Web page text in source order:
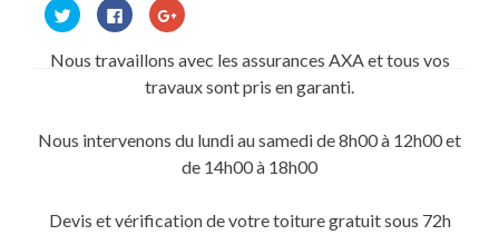
Cliquez
pour
partager
Twitter(ouvre
Cliquez
pour
partager
sur
Facebook(ouvre
dans
une
Cliquez
pour
Google+
dans
fenêtre)
Nous travaillons avec les assurances AXA et tous vos
travaux sont pris en garanti.
Nous intervenons du lundi au samedi de 8h00 à 12h00 et
de 14h00 à 18h00
Devis et vérification de votre toiture gratuit sous 72h